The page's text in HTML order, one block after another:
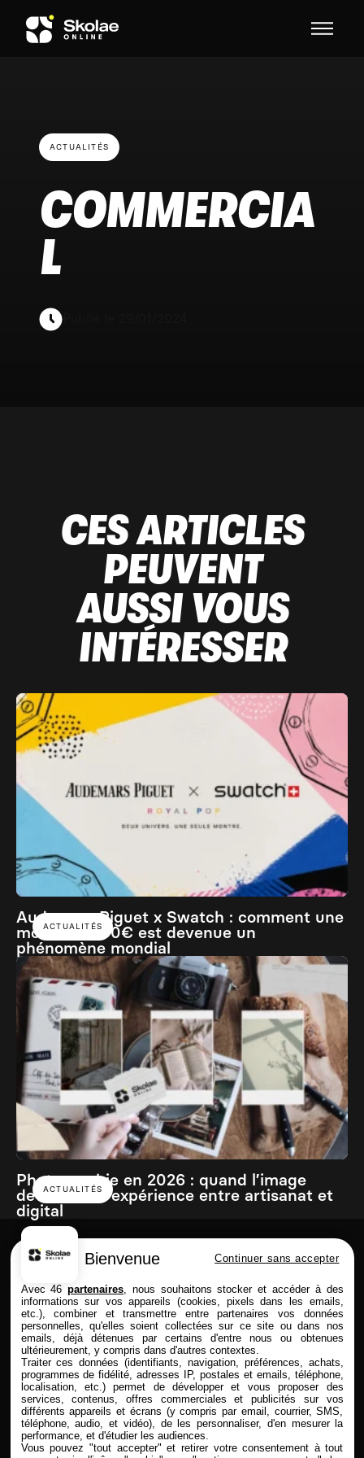
Skip to content
ACTUALITÉS
COMMERCIA
L
CES ARTICLES
PEUVENT
AUSSI VOUS
INTÉRESSER
ACTUALITÉS
Audemars Piguet x Swatch : comment une
montre à 400€ est devenue un
phénomène mondial
ACTUALITÉS
Photographie en 2026 : quand l’image
devient une expérience entre artisanat et
digital
FORMATIONS
Commerce & Achat
Design & Photo
Comptabilité & Finance
Immobilier
Marketing & Communication
RH
SKOLAE ONLINE
Présentation
Enseignement à distance
Admission & Financement
Alternance & entreprise
Rythmes & contrats
Entreprises partenaires
Continuer sans accepter
Bienvenue
Avec 46partenaires , nous souhaitons stocker et accéder à des
informations sur vos appareils (cookies, pixels dans les emails,
etc.), combiner et transmettre entre partenaires vos données
personnelles, qu'elles soient collectées sur ce site ou dans nos
emails, déjà détenues par certains d'entre nous ou obtenues
ultérieurement, y compris dans d'autres contextes.
Traiter ces données (identifiants, navigation, préférences, achats,
programmes de fidélité, adresses IP, postales et emails, téléphone,
localisation, etc.) permet de développer et vous proposer des
services, contenus, offres commerciales et publicités sur vos
différents appareils et écrans (y compris par email, courrier, SMS,
téléphone, audio, et vidéo), de les personnaliser, d'en mesurer la
performance, et d'étudier les audiences.
Vous pouvez "tout accepter" et retirer votre consentement à tout